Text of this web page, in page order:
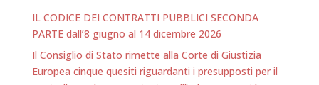
IL CODICE DEI CONTRATTI PUBBLICI SECONDA
PARTE dall’8 giugno al 14 dicembre 2026
Il Consiglio di Stato rimette alla Corte di Giustizia
Europea cinque quesiti riguardanti i presupposti per il